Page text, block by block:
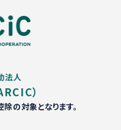
法人
）
の対象となります。